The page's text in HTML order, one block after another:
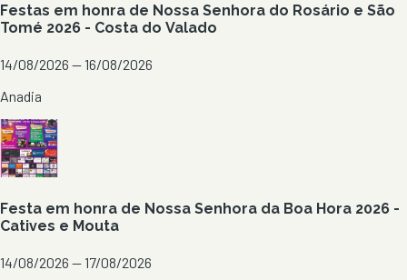
Festas em honra de Nossa Senhora do Rosário e São
Tomé 2026 - Costa do Valado
14/08/2026 — 16/08/2026
Anadia
Festa em honra de Nossa Senhora da Boa Hora 2026 -
Catives e Mouta
14/08/2026 — 17/08/2026